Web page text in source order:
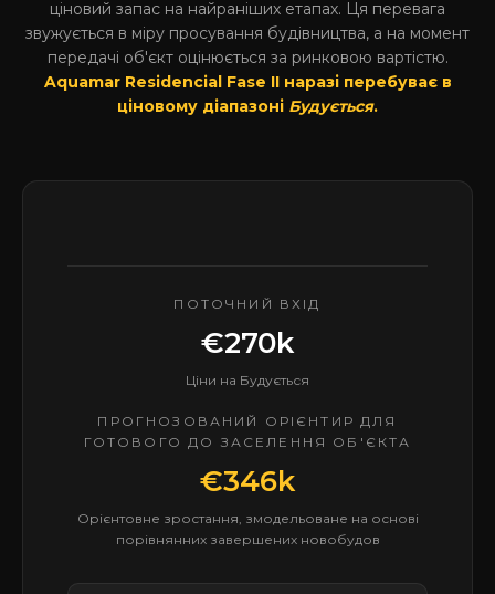
ціновий запас на найраніших етапах. Ця перевага
звужується в міру просування будівництва, а на момент
передачі об'єкт оцінюється за ринковою вартістю.
Aquamar Residencial Fase II наразі перебуває в
ціновому діапазоні Будується.
ПОТОЧНИЙ ВХІД
€270k
Ціни на Будується
ПРОГНОЗОВАНИЙ ОРІЄНТИР ДЛЯ
ГОТОВОГО ДО ЗАСЕЛЕННЯ ОБ'ЄКТА
€346k
Орієнтовне зростання, змодельоване на основі
порівнянних завершених новобудов